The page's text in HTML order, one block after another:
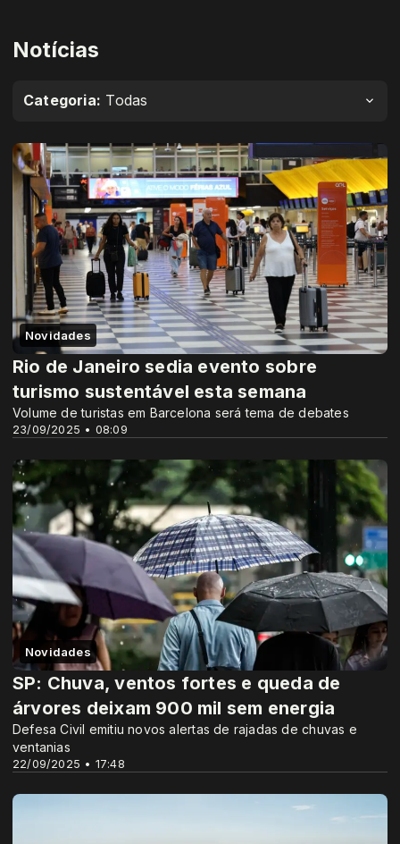
Notícias
Categoria: Todas
Novidades
23/09/2025 • 08:09
Rio de Janeiro sedia evento sobre
turismo sustentável esta semana
Volume de turistas em Barcelona será tema de debates
Novidades
22/09/2025 • 17:48
SP: Chuva, ventos fortes e queda de
árvores deixam 900 mil sem energia
Defesa Civil emitiu novos alertas de rajadas de chuvas e
ventanias